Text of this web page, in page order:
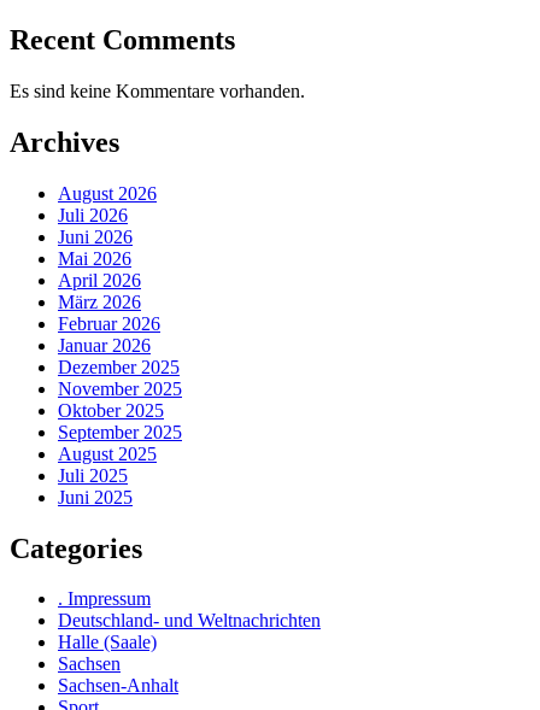
Recent Comments
Es sind keine Kommentare vorhanden.
Archives
August 2026
Juli 2026
Juni 2026
Mai 2026
April 2026
März 2026
Februar 2026
Januar 2026
Dezember 2025
November 2025
Oktober 2025
September 2025
August 2025
Juli 2025
Juni 2025
Categories
. Impressum
Deutschland- und Weltnachrichten
Halle (Saale)
Sachsen
Sachsen-Anhalt